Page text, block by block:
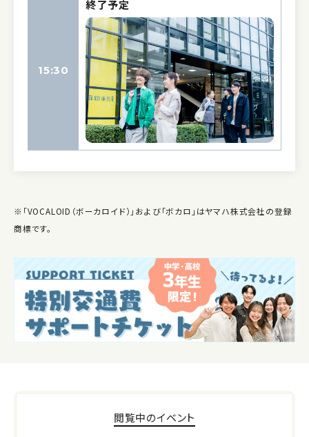
15:30
終了予定
※「VOCALOID（ボーカロイド）」および「ボカロ」はヤマハ株式会社の登録
商標です。
閲覧中のイベント